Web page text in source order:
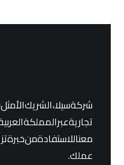
شركة سيلا ، الشريك
تجارية عبر المملكة
عملك.